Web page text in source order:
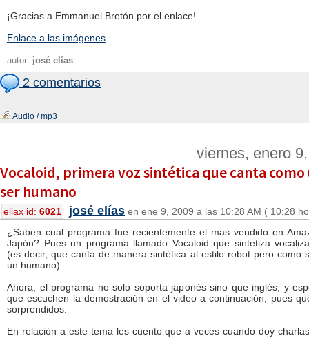
¡Gracias a Emmanuel Bretón por el enlace!
Enlace a las imágenes
autor: josé elías
2 comentarios
Audio / mp3
viernes, enero
Vocaloid, primera voz sintética que canta como
ser humano
eliax id: 6021 josé elías en ene 9, 2009 a las 10:28 AM ( 10:28
¿Saben cual programa fue recientemente el mas vendido en
Japón? Pues un programa llamado Vocaloid que sintetiza
(es decir, que canta de manera sintética al estilo robot pero como
un humano).
Ahora, el programa no solo soporta japonés sino que inglés, y
que escuchen la demostración en el video a continuación, pues
sorprendidos.
En relación a este tema les cuento que a veces cuando doy